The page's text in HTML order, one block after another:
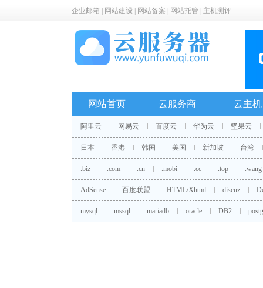
企业邮箱 网站建设 网站备案 网站托管 主机测评
网站首页 云服务商 云主机
阿里云 网易云 百度云 华为云 坚果云
日本 香港 韩国 美国 新加坡 台湾
.biz .com .cn .mobi .cc .top .wang
AdSense 百度联盟 HTML/Xhtml discuz
mysql mssql mariadb oracle DB2